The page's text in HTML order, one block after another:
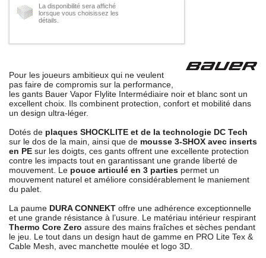
La disponibilité sera affiché
lorsque vous choisissez les
détails.
Pour les joueurs ambitieux qui ne veulent
pas faire de compromis sur la performance,
les gants Bauer Vapor Flylite Intermédiaire noir et blanc sont un
excellent choix. Ils combinent protection, confort et mobilité dans
un design ultra-léger.
Dotés de plaques SHOCKLITE et de la technologie DC Tech
sur le dos de la main, ainsi que de mousse 3-SHOX avec inserts
en PE sur les doigts, ces gants offrent une excellente protection
contre les impacts tout en garantissant une grande liberté de
mouvement. Le pouce articulé en 3 parties permet un
mouvement naturel et améliore considérablement le maniement
du palet.
La paume DURA CONNEKT offre une adhérence exceptionnelle
et une grande résistance à l’usure. Le matériau intérieur respirant
Thermo Core Zero assure des mains fraîches et sèches pendant
le jeu. Le tout dans un design haut de gamme en PRO Lite Tex &
Cable Mesh, avec manchette moulée et logo 3D.